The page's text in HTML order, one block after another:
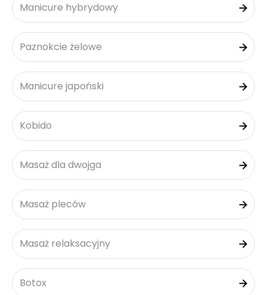
Manicure hybrydowy
Paznokcie żelowe
Manicure japoński
Kobido
Masaż dla dwojga
Masaż pleców
Masaż relaksacyjny
Botox